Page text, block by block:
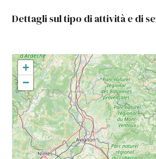
Dettagli sul tipo di attività e di
+
−